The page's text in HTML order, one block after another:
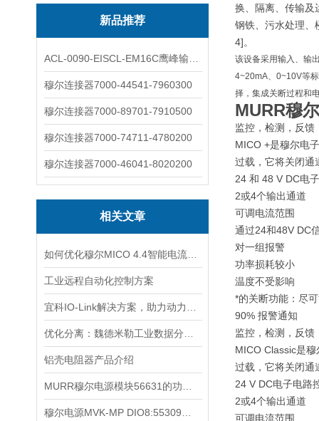
新品推荐
穆尔连接器7000-44541-7960300
穆尔连接器7000-89701-7910500
穆尔连接器7000-74711-4780200
穆尔连接器7000-46041-8020200
相关文章
工业远程自动化控制方案
铝壳电阻器产品介绍
换、隔离、传输及
钢铁、污水处理、
4]。
该设备采用输入、输
4~20mA、0~10V等
择，集成关断过程和
MURR穆
监控，检测，反馈
MICO +是穆尔电
过载，它将关闭通
24 和 48 V DC电
2或4个输出通道
可调电流范围
通过24和48V DC
对一组报警
功率损耗较小
温度不受影响
*的关断功能：尽
90% 报警通知
监控，检测，反馈
MICO Classic是
过载，它将关闭通
24 V DC电子电路
2或4个输出通道
可调电流范围